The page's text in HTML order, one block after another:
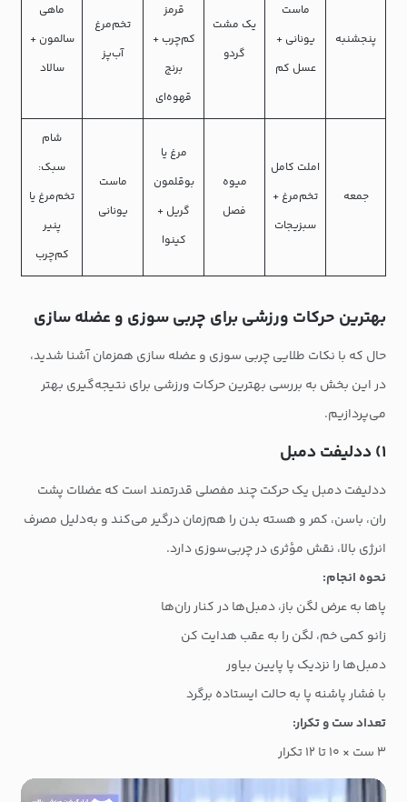
پنجشنبه
ماست
یونانی +
عسل کم
یک مشت
گردو
قرمز
کم‌چرب +
برنج
قهوه‌ای
تخم‌مرغ
آب‌پز
ماهی
سالمون +
سالاد
جمعه
املت کامل
تخم‌مرغ +
سبزیجات
میوه
فصل
مرغ یا
بوقلمون
گریل +
کینوا
ماست
یونانی
شام
سبک:
تخم‌مرغ یا
پنیر
کم‌چرب
بهترین حرکات ورزشی برای چربی سوزی و عضله سازی
حال که با نکات طلایی چربی سوزی و عضله سازی همزمان آشنا شدید،
در این بخش به بررسی بهترین حرکات ورزشی برای نتیجه‌گیری بهتر
می‌پردازیم.
۱) ددلیفت دمبل
ددلیفت دمبل یک حرکت چند مفصلی قدرتمند است که عضلات پشت
ران، باسن، کمر و هسته بدن را هم‌زمان درگیر می‌کند و به‌دلیل مصرف
انرژی بالا، نقش مؤثری در چربی‌سوزی دارد.
نحوه انجام:
پاها به عرض لگن باز، دمبل‌ها در کنار ران‌ها
زانو کمی خم، لگن را به عقب هدایت کن
دمبل‌ها را نزدیک پا پایین بیاور
با فشار پاشنه پا به حالت ایستاده برگرد
تعداد ست و تکرار:
۳ ست × ۱۰ تا ۱۲ تکرار